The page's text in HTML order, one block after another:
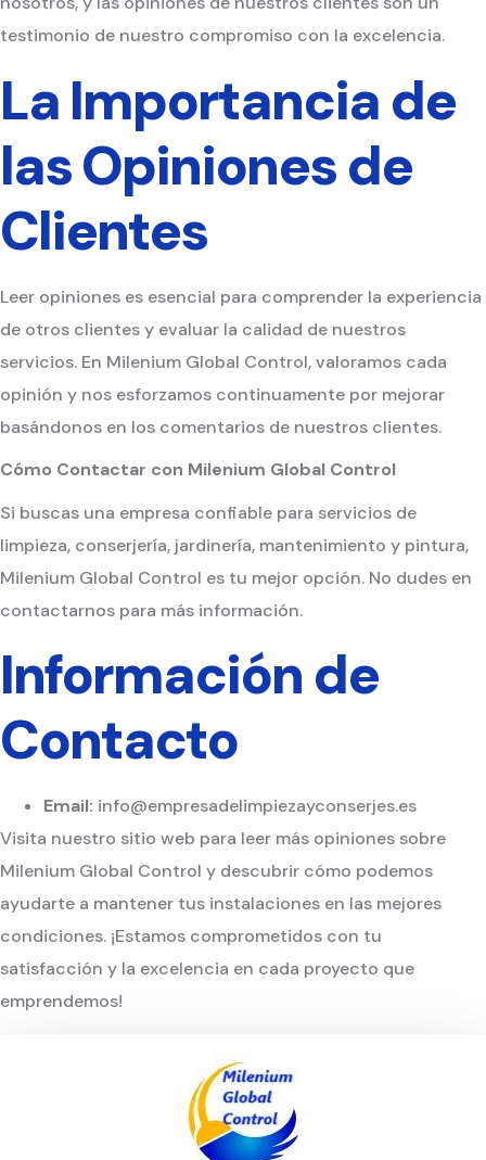
testimonio de nuestro compromiso con la excelencia.
La Importancia de
las Opiniones de
Clientes
Leer opiniones es esencial para comprender la experiencia
de otros clientes y evaluar la calidad de nuestros
servicios. En Milenium Global Control, valoramos cada
opinión y nos esforzamos continuamente por mejorar
basándonos en los comentarios de nuestros clientes.
Cómo Contactar con Milenium Global Control
Si buscas una empresa confiable para servicios de
limpieza, conserjería, jardinería, mantenimiento y pintura,
Milenium Global Control es tu mejor opción. No dudes en
contactarnos para más información.
Información de
Contacto
Email: info@empresadelimpiezayconserjes.es
Visita nuestro sitio web para leer más opiniones sobre
Milenium Global Control y descubrir cómo podemos
ayudarte a mantener tus instalaciones en las mejores
condiciones. ¡Estamos comprometidos con tu
satisfacción y la excelencia en cada proyecto que
emprendemos!